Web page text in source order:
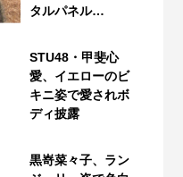
タルパネル…
STU48・甲斐心
愛、イエローのビ
キニ姿で愛されボ
ディ披露
黒嵜菜々子、ラン